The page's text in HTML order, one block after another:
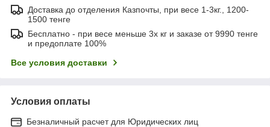
Доставка до отделения Казпочты, при весе 1-3кг., 1200-
1500 тенге
Бесплатно - при весе меньше 3х кг и заказе от 9990 тенге
и предоплате 100%
Все условия доставки
Условия оплаты
Безналичный расчет для Юридических лиц